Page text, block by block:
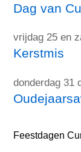
Dag van
vrijdag 25 en
Kerstmis
donderdag 31
Feestdagen